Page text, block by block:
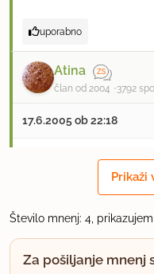
uporabno
Atina
član od 2004 3792
17.6.2005 ob 22:18
A je to sladica oz.
Se uporabljajo tiste
Prikaži
Število mnenj: 4,
Za pošiljanje mnenj